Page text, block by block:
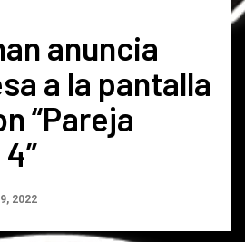
anuncia
a la pantalla
“Pareja
2022